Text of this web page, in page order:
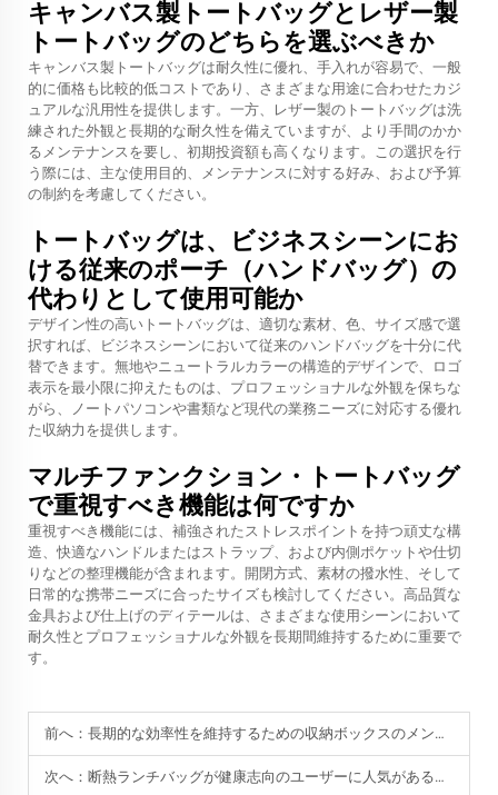
キャンバス製トートバッグとレザー製
トートバッグのどちらを選ぶべきか
キャンバス製トートバッグは耐久性に優れ、手入れが容易で、一般
的に価格も比較的低コストであり、さまざまな用途に合わせたカジ
ュアルな汎用性を提供します。一方、レザー製のトートバッグは洗
練された外観と長期的な耐久性を備えていますが、より手間のかか
るメンテナンスを要し、初期投資額も高くなります。この選択を行
う際には、主な使用目的、メンテナンスに対する好み、および予算
の制約を考慮してください。
トートバッグは、ビジネスシーンにお
ける従来のポーチ（ハンドバッグ）の
代わりとして使用可能か
デザイン性の高いトートバッグは、適切な素材、色、サイズ感で選
択すれば、ビジネスシーンにおいて従来のハンドバッグを十分に代
替できます。無地やニュートラルカラーの構造的デザインで、ロゴ
表示を最小限に抑えたものは、プロフェッショナルな外観を保ちな
がら、ノートパソコンや書類など現代の業務ニーズに対応する優れ
た収納力を提供します。
マルチファンクション・トートバッグ
で重視すべき機能は何ですか
重視すべき機能には、補強されたストレスポイントを持つ頑丈な構
造、快適なハンドルまたはストラップ、および内側ポケットや仕切
りなどの整理機能が含まれます。開閉方式、素材の撥水性、そして
日常的な携帯ニーズに合ったサイズも検討してください。高品質な
金具および仕上げのディテールは、さまざまな使用シーンにおいて
耐久性とプロフェッショナルな外観を長期間維持するために重要で
す。
前へ： 長期的な効率性を維持するための収納ボックスのメンテナンス方法
次へ： 断熱ランチバッグが健康志向のユーザーに人気がある理由は？